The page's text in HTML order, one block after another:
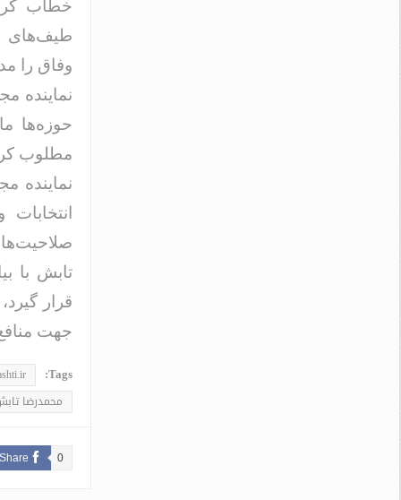
خطاب
طیف‌های
وفاق را
نماینده
حوزه‌ها
مطلوب
نماینده
تابش با
قرار
جهت
Tags:
محمدرضا
Share 0